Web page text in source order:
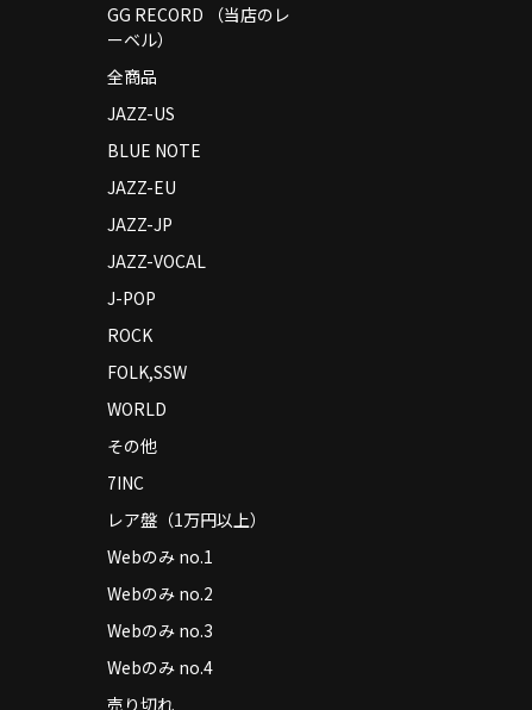
GG RECORD （当店のレ
ーベル）
全商品
JAZZ-US
BLUE NOTE
JAZZ-EU
JAZZ-JP
JAZZ-VOCAL
J-POP
ROCK
FOLK,SSW
WORLD
その他
7INC
レア盤（1万円以上）
Webのみ no.1
Webのみ no.2
Webのみ no.3
Webのみ no.4
売り切れ